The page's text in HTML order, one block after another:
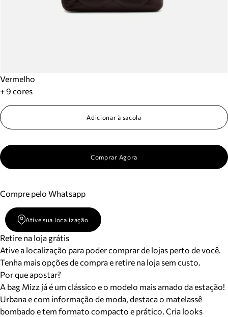
Vermelho
+ 9 cores
Adicionar à sacola
Comprar Agora
Compre pelo Whatsapp
Ative sua localização
Retire na loja grátis
Ative a localização para poder comprar de lojas perto de você.
Tenha mais opções de compra e retire na loja sem custo.
Por que apostar?
A bag Mizz já é um clássico e o modelo mais amado da estação!
Urbana e com informação de moda, destaca o matelassê
bombado e tem formato compacto e prático. Cria looks